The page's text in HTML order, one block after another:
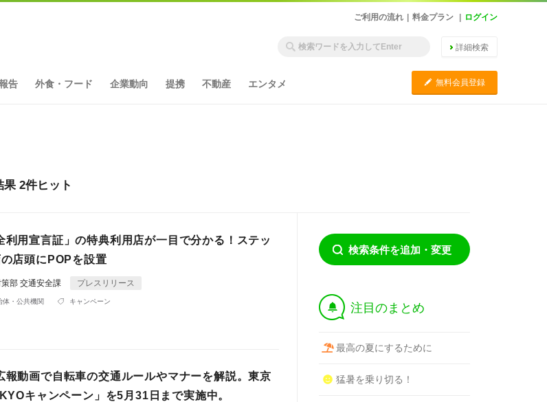
ご利用の流れ 料金プラン ログイン
詳細検索
告 外食・フード 企業動向 提携 不動産 エンタメ C 無料会員登録
2件ヒット
利用宣言証」の特典利用店が一目で分かる！ステッ
店頭にPOPを設置
部 交通安全課 プレスリリース
体・公共機関 キャンペーン
報動画で自転車の交通ルールやマナーを解説。東京
キャンペーン」を5月31日まで実施中。
検索条件を追加・変更
† 注目のまとめ
最高の夏にするために
猛暑を乗り切る！